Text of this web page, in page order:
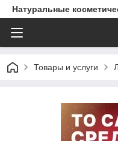
Натуральные
Товары и услуги